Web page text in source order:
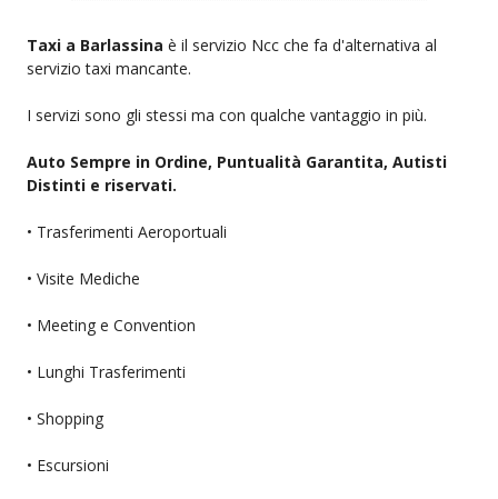
Taxi a Barlassina è il servizio Ncc che fa d'alternativa al
servizio taxi mancante.
I servizi sono gli stessi ma con qualche vantaggio in più.
Auto Sempre in Ordine, Puntualità Garantita, Autisti
Distinti e riservati.
• Trasferimenti Aeroportuali
• Visite Mediche
• Meeting e Convention
• Lunghi Trasferimenti
• Shopping
• Escursioni